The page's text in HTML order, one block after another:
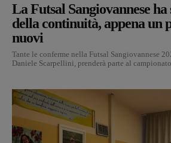
La Futsal Sangiovannese
della continuità, appena un
nuovi
Tante le conferme nella Futsal Sangiovannese
Daniele Scarpellini, prenderà parte al campionato